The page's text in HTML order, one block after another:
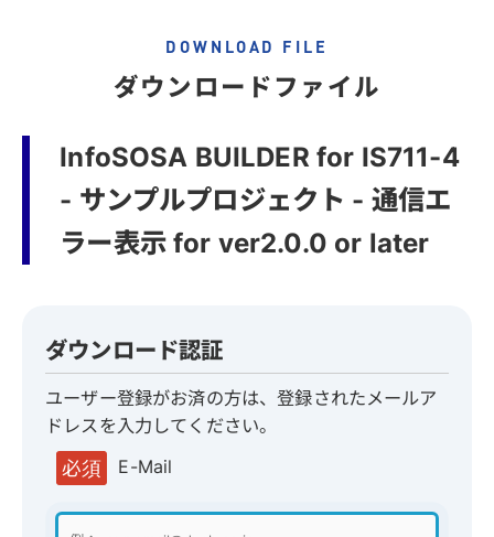
DOWNLOAD FILE
ダウンロードファイル
InfoSOSA BUILDER for IS711-4
- サンプルプロジェクト - 通信エ
ラー表示 for ver2.0.0 or later
ダウンロード認証
ユーザー登録がお済の方は、登録されたメールア
ドレスを入力してください。
必須 E-Mail